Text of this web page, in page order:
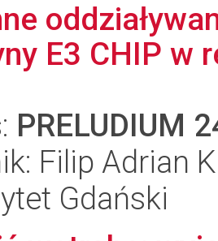
E3 CHIP w
PRELUDIUM
Filip Adrian
Gdański